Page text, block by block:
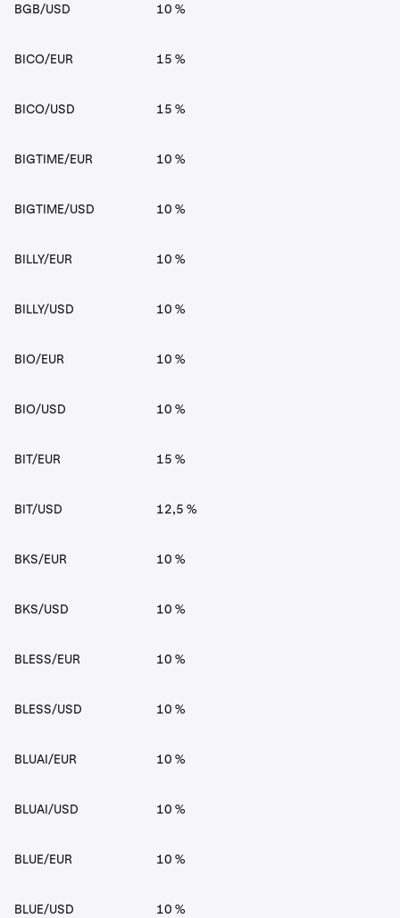
BGB/USD 10 %
BICO/EUR 15 %
BICO/USD 15 %
BIGTIME/EUR 10 %
BIGTIME/USD 10 %
BILLY/EUR 10 %
BILLY/USD 10 %
BIO/EUR 10 %
BIO/USD 10 %
BIT/EUR 15 %
BIT/USD 12,5 %
BKS/EUR 10 %
BKS/USD 10 %
BLESS/EUR 10 %
BLESS/USD 10 %
BLUAI/EUR 10 %
BLUAI/USD 10 %
BLUE/EUR 10 %
BLUE/USD 10 %